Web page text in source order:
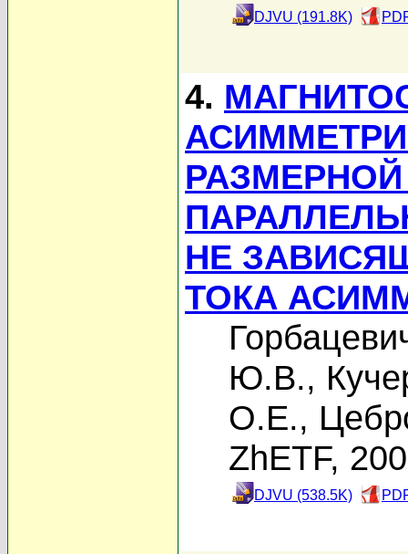
DJVU (191.8K)
4.
НЕ
ТОКА
Ю.В.,
О.Е.,
ZhETF,
DJVU (538.5K)